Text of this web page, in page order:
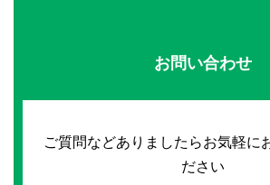
お問い合わせ
ご質問などありましたらお気軽に
ださい